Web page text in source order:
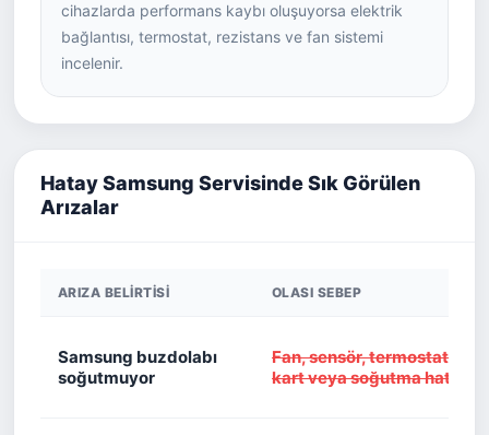
cihazlarda performans kaybı oluşuyorsa elektrik
bağlantısı, termostat, rezistans ve fan sistemi
incelenir.
Hatay Samsung Servisinde Sık Görülen
Arızalar
ARIZA BELIRTISI OLASI SEBEP
Samsung buzdolabı
soğutmuyor
Fan, sensör, termostat,
kart veya soğutma hattı